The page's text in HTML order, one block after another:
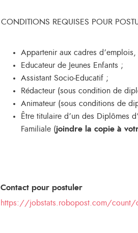
CONDITIONS REQUISES POUR
Appartenir aux cadres
Educateur de Jeunes Enfants ;
Assistant Socio-Educatif ;
Rédacteur (sous condition de
Animateur (sous conditions de
Être titulaire d’un des Diplômes
Familiale (joindre la copie à
Contact pour postuler
https://jobstats.robopost.com/count/